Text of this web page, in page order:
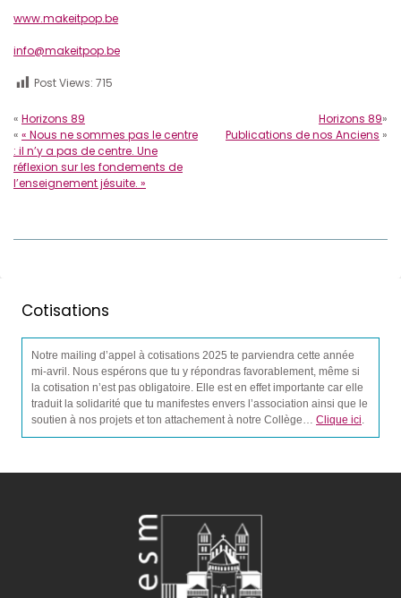
www.makeitpop.be
info@makeitpop.be
Post Views: 715
« Horizons 89
« « Nous ne sommes pas le centre
: il n’y a pas de centre. Une
réflexion sur les fondements de
l’enseignement jésuite. »
Horizons 89»
Publications de nos Anciens »
Cotisations
Notre mailing d’appel à cotisations 2025 te parviendra cette année
mi-avril. Nous espérons que tu y répondras favorablement, même si
la cotisation n’est pas obligatoire. Elle est en effet importante car elle
traduit la solidarité que tu manifestes envers l’association ainsi que le
soutien à nos projets et ton attachement à notre Collège… Clique ici